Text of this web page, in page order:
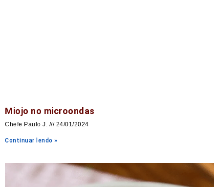
Miojo no microondas
Chefe Paulo J. 24/01/2024
Continuar lendo »